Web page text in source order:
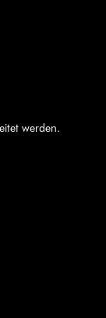
werden.